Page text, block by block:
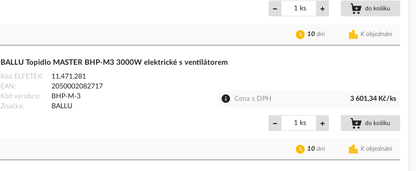
ks do košíku
K objednání
10 dní
BALLU Topidlo MASTER BHP-M3 3000W elektrické s ventilátorem
Kód ELFETEX
11.471.281
EAN
2050002082717
Kód výrobce
BHP-M-3
Značka
BALLU
Cena s DPH 3 601,34 Kč/ks
ks do košíku
K objednání
10 dní